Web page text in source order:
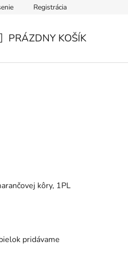
od zmluvy
Registrácia
PRÁZDNY KOŠÍK
kôry, 1PL
pridávame